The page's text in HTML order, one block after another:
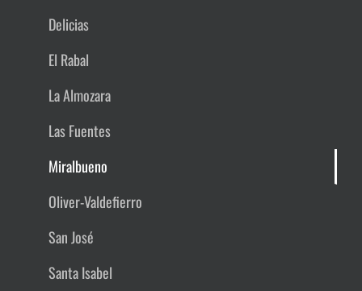
Delicias
El Rabal
La Almozara
Las Fuentes
Miralbueno
Oliver-Valdefierro
San José
Santa Isabel